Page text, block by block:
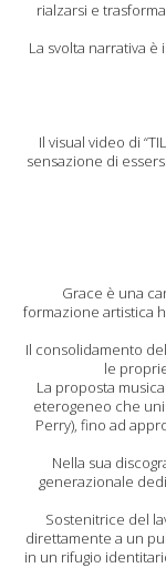
rialzarsi e
La svolta narrativa
Il visual video di
sensazione di
Grace è una
formazione artistica
Il consolidamento
le
La proposta
eterogeneo che
Perry), fino ad
Nella sua
generazionale
Sostenitrice del
direttamente a un
in un rifugio